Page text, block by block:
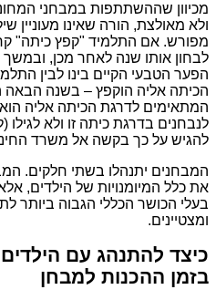
מכיוון שההשתתפות במבחני
ולא מאולצת, הורה שאינו מעוניין
מפורש. אם התלמיד "קפץ כיתה"
לבחון אותו שנה לאחר מכן,
הפער הטבעי הקיים בינו לבין
הכיתה אליה הוקפץ – בשנה הבאה
המתאימים לדרגת הכיתה אליה הוא
לנבחנים בדרגת כיתה זו ולא
להגיש על כך בקשה אל משרד החינוך עד
המבחנים יתנהלו בשתי חלקים.
את כלל המיומנויות של הילדים,
בעלי הכושר הכללי הגבוה ביותר
ומצטיינים.
כיצד להתנהג עם
בזמן ההכנות למבחן